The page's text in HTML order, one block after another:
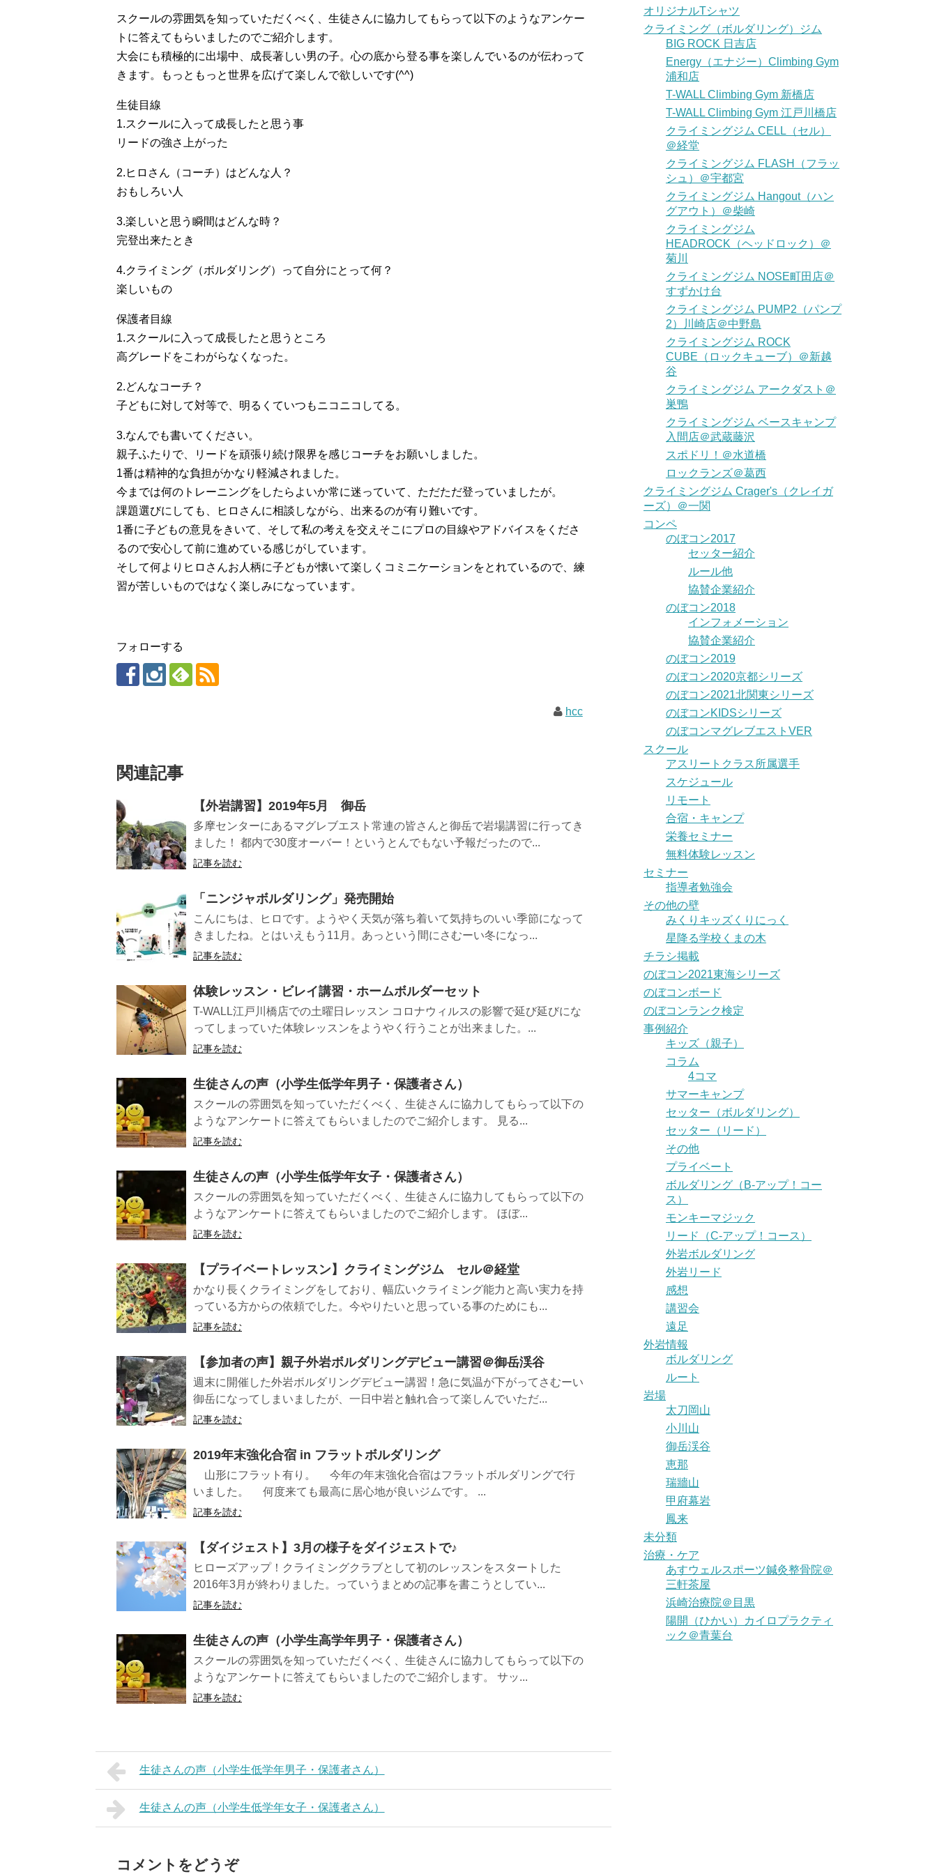
スクールの雰囲気を知っていただくべく、生徒さんに協力してもらって以下のようなアンケー
トに答えてもらいましたのでご紹介します。
大会にも積極的に出場中、成長著しい男の子。心の底から登る事を楽しんでいるのが伝わって
きます。もっともっと世界を広げて楽しんで欲しいです(^^)
生徒目線
1.スクールに入って成長したと思う事
リードの強さ上がった
2.ヒロさん（コーチ）はどんな人？
おもしろい人
3.楽しいと思う瞬間はどんな時？
完登出来たとき
4.クライミング（ボルダリング）って自分にとって何？
楽しいもの
保護者目線
1.スクールに入って成長したと思うところ
高グレードをこわがらなくなった。
2.どんなコーチ？
子どもに対して対等で、明るくていつもニコニコしてる。
3.なんでも書いてください。
親子ふたりで、リードを頑張り続け限界を感じコーチをお願いしました。
1番は精神的な負担がかなり軽減されました。
今までは何のトレーニングをしたらよいか常に迷っていて、ただただ登っていましたが。
課題選びにしても、ヒロさんに相談しながら、出来るのが有り難いです。
1番に子どもの意見をきいて、そして私の考えを交えそこにプロの目線やアドバイスをくださ
るので安心して前に進めている感じがしています。
そして何よりヒロさんお人柄に子どもが懐いて楽しくコミニケーションをとれているので、練
習が苦しいものではなく楽しみになっています。
フォローする
hcc
関連記事
【外岩講習】2019年5月 御岳
多摩センターにあるマグレブエスト常連の皆さんと御岳で岩場講習に行ってき
ました！ 都内で30度オーバー！というとんでもない予報だったので...
記事を読む
「ニンジャボルダリング」発売開始
こんにちは、ヒロです。ようやく天気が落ち着いて気持ちのいい季節になって
きましたね。とはいえもう11月。あっという間にさむーい冬になっ...
記事を読む
体験レッスン・ビレイ講習・ホームボルダーセット
T-WALL江戸川橋店での土曜日レッスン コロナウィルスの影響で延び延びにな
ってしまっていた体験レッスンをようやく行うことが出来ました。...
記事を読む
生徒さんの声（小学生低学年男子・保護者さん）
スクールの雰囲気を知っていただくべく、生徒さんに協力してもらって以下の
ようなアンケートに答えてもらいましたのでご紹介します。 見る...
記事を読む
生徒さんの声（小学生低学年女子・保護者さん）
スクールの雰囲気を知っていただくべく、生徒さんに協力してもらって以下の
ようなアンケートに答えてもらいましたのでご紹介します。 ほぼ...
記事を読む
【プライベートレッスン】クライミングジム セル＠経堂
かなり長くクライミングをしており、幅広いクライミング能力と高い実力を持
っている方からの依頼でした。今やりたいと思っている事のためにも...
記事を読む
【参加者の声】親子外岩ボルダリングデビュー講習＠御岳渓谷
週末に開催した外岩ボルダリングデビュー講習！急に気温が下がってさむーい
御岳になってしまいましたが、一日中岩と触れ合って楽しんでいただ...
記事を読む
2019年末強化合宿 in フラットボルダリング
山形にフラット有り。 今年の年末強化合宿はフラットボルダリングで行
いました。 何度来ても最高に居心地が良いジムです。 ...
記事を読む
【ダイジェスト】3月の様子をダイジェストで♪
ヒローズアップ！クライミングクラブとして初のレッスンをスタートした
2016年3月が終わりました。っていうまとめの記事を書こうとしてい...
記事を読む
生徒さんの声（小学生高学年男子・保護者さん）
スクールの雰囲気を知っていただくべく、生徒さんに協力してもらって以下の
ようなアンケートに答えてもらいましたのでご紹介します。 サッ...
記事を読む
生徒さんの声（小学生低学年男子・保護者さん）
生徒さんの声（小学生低学年女子・保護者さん）
コメントをどうぞ
オリジナルTシャツ
クライミング（ボルダリング）ジム
BIG ROCK 日吉店
Energy（エナジー）Climbing Gym
浦和店
T-WALL Climbing Gym 新橋店
T-WALL Climbing Gym 江戸川橋店
クライミングジム CELL（セル）
＠経堂
クライミングジム FLASH（フラッ
シュ）＠宇都宮
クライミングジム Hangout（ハン
グアウト）＠柴崎
クライミングジム
HEADROCK（ヘッドロック）＠
菊川
クライミングジム NOSE町田店＠
すずかけ台
クライミングジム PUMP2（パンプ
2）川崎店＠中野島
クライミングジム ROCK
CUBE（ロックキューブ）＠新越
谷
クライミングジム アークダスト＠
巣鴨
クライミングジム ベースキャンプ
入間店＠武蔵藤沢
スポドリ！＠水道橋
ロックランズ＠葛西
クライミングジム Crager's（クレイガ
ーズ）＠一関
コンペ
のぼコン2017
セッター紹介
ルール他
協賛企業紹介
のぼコン2018
インフォメーション
協賛企業紹介
のぼコン2019
のぼコン2020京都シリーズ
のぼコン2021北関東シリーズ
のぼコンKIDSシリーズ
のぼコンマグレブエストVER
スクール
アスリートクラス所属選手
スケジュール
リモート
合宿・キャンプ
栄養セミナー
無料体験レッスン
セミナー
指導者勉強会
その他の壁
みくりキッズくりにっく
星降る学校くまの木
チラシ掲載
のぼコン2021東海シリーズ
のぼコンボード
のぼコンランク検定
事例紹介
キッズ（親子）
コラム
4コマ
サマーキャンプ
セッター（ボルダリング）
セッター（リード）
その他
プライベート
ボルダリング（B-アップ！コー
ス）
モンキーマジック
リード（C-アップ！コース）
外岩ボルダリング
外岩リード
感想
講習会
遠足
外岩情報
ボルダリング
ルート
岩場
太刀岡山
小川山
御岳渓谷
恵那
瑞牆山
甲府幕岩
鳳来
未分類
治療・ケア
あすウェルスポーツ鍼灸整骨院＠
三軒茶屋
浜崎治療院＠目黒
陽開（ひかい）カイロプラクティ
ック＠青葉台